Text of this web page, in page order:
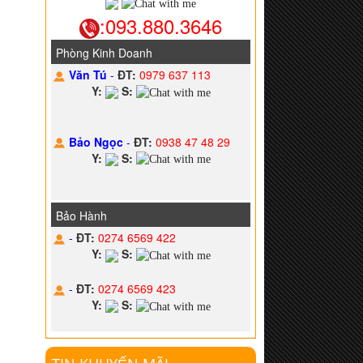
:093.880.3646
Phòng Kinh Doanh
Văn Tú-ĐT: 0979 637 113
Y:
S:
Bảo Ngọc-ĐT: 0938 47 48 29
Y:
S:
Bảo Hành
-ĐT: 0274 6569 422
Y:
S:
-ĐT: 0274 6569 423
Y:
S: